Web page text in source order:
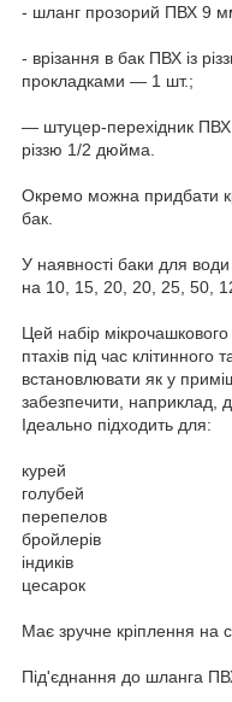
- шланг прозорий ПВХ 9
- врізання в бак ПВХ із
прокладками — 1 шт.;
— штуцер-перехідник
різзю 1/2 дюйма.
Окремо можна придбати
бак.
У наявності баки для води
на 10, 15, 20, 20, 25, 50,
Цей набір
птахів під час клітинного
встановлювати як у
забезпечити, наприклад,
Ідеально підходить для:
курей
голубей
перепелов
бройлерів
індиків
цесарок
Має зручне кріплення на
Під'єднання до шланга